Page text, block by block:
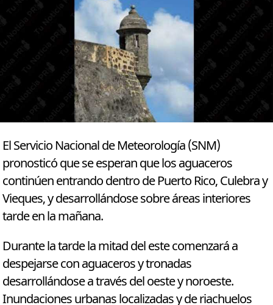
El Servicio Nacional de Meteorología (SNM)
pronosticó que se esperan que los aguaceros
continúen entrando dentro de Puerto Rico, Culebra y
Vieques, y desarrollándose sobre áreas interiores
tarde en la mañana.
Durante la tarde la mitad del este comenzará a
despejarse con aguaceros y tronadas
desarrollándose a través del oeste y noroeste.
Inundaciones urbanas localizadas y de riachuelos